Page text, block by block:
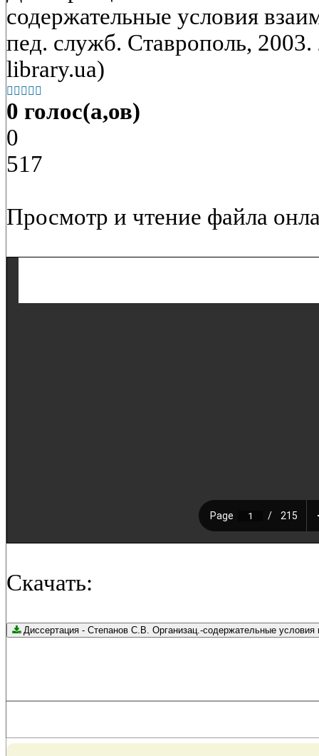
содержательные условия
пед. служб. Ставрополь, 2003.
library.ua)
    
0 голос(а,ов)
0
517
Просмотр и чтение файла
Скачать:
Диссертация - Степанов С.В. Организац.-